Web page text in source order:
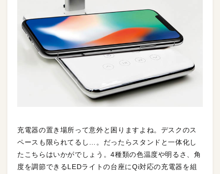
充電器の置き場所って意外と困りますよね。デスクのス
ペースも限られてるし…。だったらスタンドと一体化し
たこちらはいかがでしょう。4種類の色温度や明るさ、角
度を調節できるLEDライトの台座にQi対応の充電器を組